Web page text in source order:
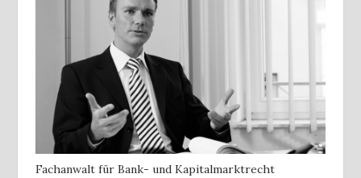
Fachanwalt für Bank- und Kapitalmarktrecht